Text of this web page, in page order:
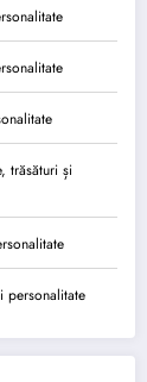
trăsături și
personalitate